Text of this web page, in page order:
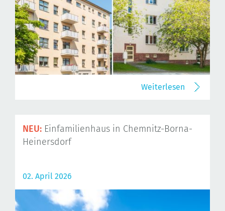
Weiterlesen
NEU: Einfamilienhaus in Chemnitz-Borna-
Heinersdorf
02. April 2026